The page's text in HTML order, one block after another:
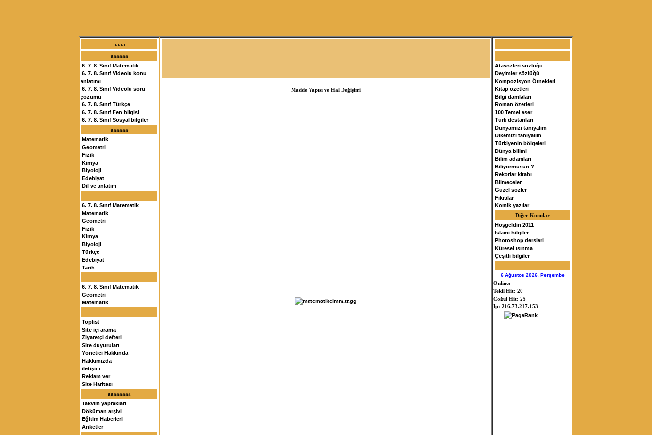
aaaa
aaaaaa
6. 7. 8. Sınıf Matematik
6. 7. 8. Sınıf Videolu konu
anlatımı
6. 7. 8. Sınıf Videolu soru
çözümü
6. 7. 8. Sınıf Türkçe
6. 7. 8. Sınıf Fen bilgisi
6. 7. 8. Sınıf Sosyal bilgiler
aaaaaa
Matematik
Geometri
Fizik
Kimya
Biyoloji
Edebiyat
Dil ve anlatım
6. 7. 8. Sınıf Matematik
Matematik
Geometri
Fizik
Kimya
Biyoloji
Türkçe
Edebiyat
Tarih
6. 7. 8. Sınıf Matematik
Geometri
Matematik
Toplist
Site içi arama
Ziyaretçi defteri
Site duyuruları
Yönetici Hakkında
Hakkımızda
iletişim
Reklam ver
Site Haritası
aaaaaaaa
Takvim yaprakları
Döküman arşivi
Eğitim Haberleri
Anketler
Madde Yapısı ve Hal Değişimi
Atasözleri sözlüğü
Deyimler sözlüğü
Kompozisyon Örnekleri
Kitap özetleri
Bilgi damlaları
Roman özetleri
100 Temel eser
Türk destanları
Dünyamızı tanıyalım
Ülkemizi tanıyalım
Türkiyenin bölgeleri
Dünya bilimi
Bilim adamları
Biliyormusun ?
Rekorlar kitabı
Bilmeceler
Güzel sözler
Fıkralar
Komik yazılar
Diğer Konular
Hoşgeldin 2011
İslami bilgiler
Photoshop dersleri
Küresel ısınma
Çeşitli bilgiler
6 Ağustos 2026, Perşembe
Online:
Tekil Hit: 20
Çoğul Hit: 25
Ip: 216.73.217.153